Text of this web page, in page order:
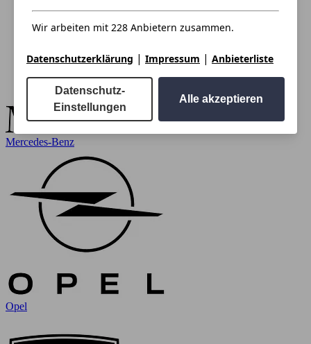
Mercedes-Benz
Opel
Wir arbeiten mit 228 Anbietern zusammen.
Datenschutzerklärung | Impressum | Anbieterliste
Datenschutz-
Einstellungen
Alle akzeptieren